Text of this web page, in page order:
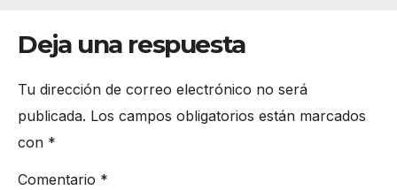
Deja una respuesta
Tu dirección de correo electrónico no será
publicada. Los campos obligatorios están marcados
con *
Comentario *